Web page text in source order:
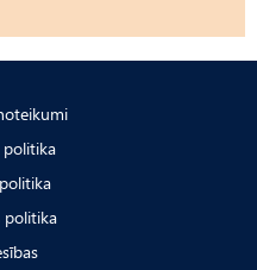
politika
politika